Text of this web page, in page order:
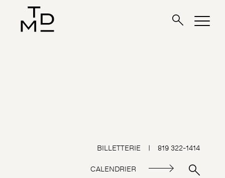
BILLETTERIE | 819 322-1414
CALENDRIER